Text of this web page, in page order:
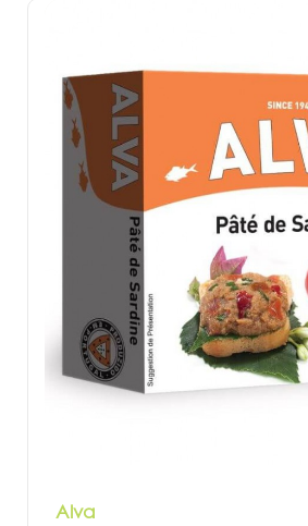
Alva